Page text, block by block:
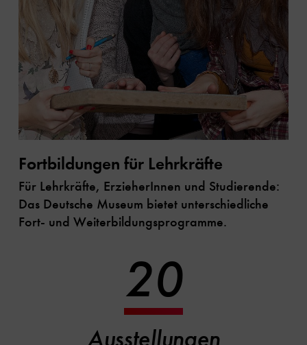
Fortbildungen für Lehrkräfte
Für Lehrkräfte, ErzieherInnen und Studierende:
Das Deutsche Museum bietet unterschiedliche
Fort- und Weiterbildungsprogramme.
20